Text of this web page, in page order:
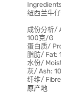
纽西兰牛
成份分析/
100克/G
蛋白质/
脂肪/ Fat:
水份/
灰/ Ash: 10
纤维/
原产地